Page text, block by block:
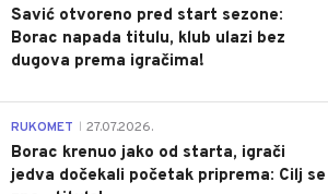
Savić otvoreno pred start sezone:
Borac napada titulu, klub ulazi bez
dugova prema igračima!
RUKOMET 27.07.2026.
Borac krenuo jako od starta, igrači
jedva dočekali početak priprema: Cilj se